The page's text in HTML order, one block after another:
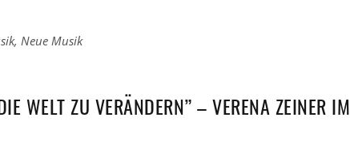
, Neue Musik
WELT ZU VERÄNDERN” – VERENA ZEINER IM